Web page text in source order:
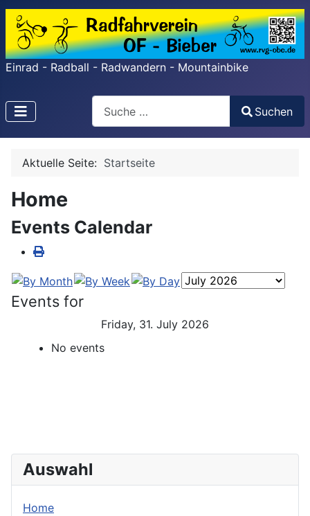
Einrad - Radball - Radwandern - Mountainbike
Search
Type 2 or more characters for results.
Suchen
Aktuelle Seite: Startseite
Home
Events Calendar
Events for
Friday, 31. July 2026
No events
Auswahl
Home